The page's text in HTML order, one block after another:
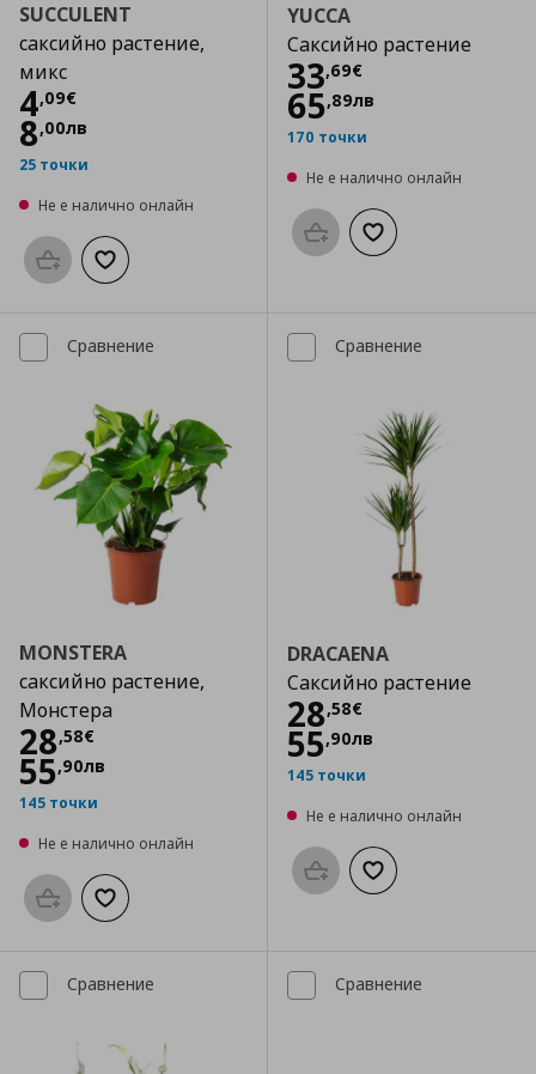
SUCCULENT
саксийно растение,
микс
4,09€
Цена
8,00лв
25 точки
Не е налично онлайн
Προσθήκη στο καλάθι
Добави към списъка с любими
YUCCA
Саксийно растение
33,69€
Цена
65,89лв
170 точки
Не е налично онлайн
Προσθήκη στο καλάθι
Добави към
Сравнение
MONSTERA
саксийно растение,
Монстера
28,58€
Цена
55,90лв
145 точки
Не е налично онлайн
Προσθήκη στο καλάθι
Добави към списъка с любими
Сравнение
DRACAENA
Саксийно растение
28,58€
Цена
55,90лв
145 точки
Не е налично онлайн
Προσθήκη στο καλάθι
Добави към
Сравнение Сравнение